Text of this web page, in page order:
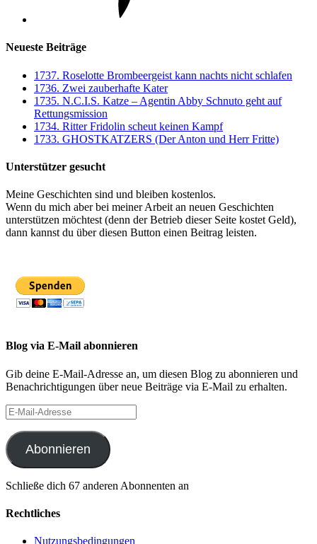
Neueste Beiträge
1737. Roselotte Brombeergeist kann nachts nicht schlafen
1736. Zwei zauberhafte Kater
1735. N.C.I.S. Katze – Agentin Abby Schnuto geht auf
Rettungsmission
1734. Ritter Fridolin scheut keinen Kampf
1733. GHOSTKATZERS (Der Anton und Herr Fritte)
Unterstützer gesucht
Meine Geschichten sind und bleiben kostenlos.
Wenn du mich aber bei meiner Arbeit an neuen Geschichten
unterstützen möchtest (denn der Betrieb dieser Seite kostet Geld),
dann kannst du über diesen Button einen Beitrag leisten.
Blog via E-Mail abonnieren
Gib deine E-Mail-Adresse an, um diesen Blog zu abonnieren und
Benachrichtigungen über neue Beiträge via E-Mail zu erhalten.
E-
Mail-
Adresse
Abonnieren
Schließe dich 67 anderen Abonnenten an
Rechtliches
Nutzungsbedingungen